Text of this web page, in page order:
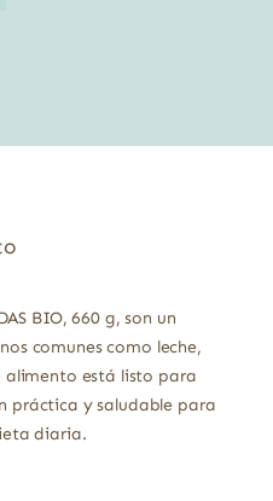
BIO, 660 g, son un
comunes como leche,
alimento está listo para
práctica y saludable para
diaria.